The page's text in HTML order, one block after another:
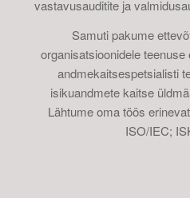
vastavusauditite ja
Samuti pakume
organisatsioonidele
andmekaitsespetsialisti
isikuandmete kaitse
Lähtume oma töös
ISO/IEC;